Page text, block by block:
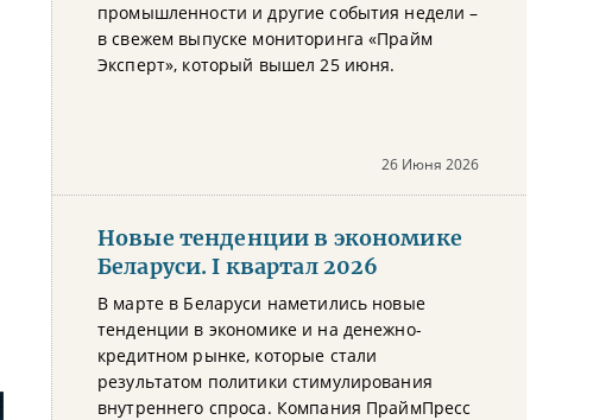
промышленности и другие события недели –
в свежем выпуске мониторинга «Прайм
Эксперт», который вышел 25 июня.
26 Июня 2026
Новые тенденции в экономике
Беларуси. I квартал 2026
В марте в Беларуси наметились новые
тенденции в экономике и на денежно-
кредитном рынке, которые стали
результатом политики стимулирования
внутреннего спроса. Компания ПраймПресс